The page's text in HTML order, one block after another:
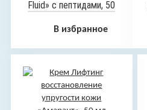
Fluid» с пептидами, 50
В избранное